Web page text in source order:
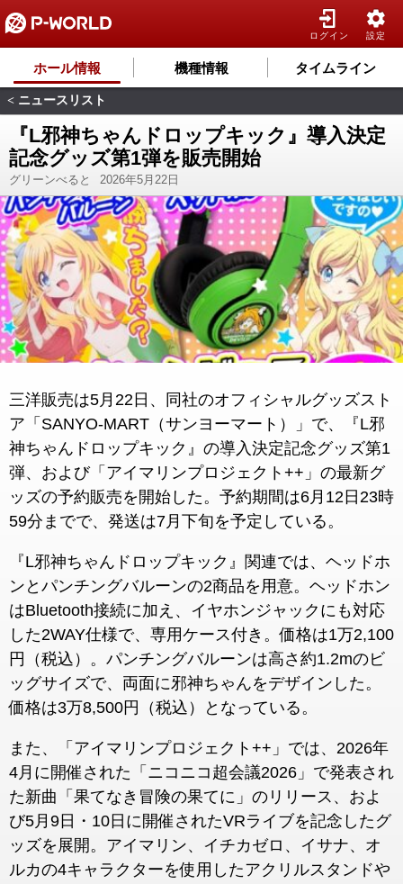
ログイン 設定
ホール情報 機種情報 タイムライン
< ニュースリスト
『L邪神ちゃんドロップキック』導入決定
記念グッズ第1弾を販売開始
グリーンべると 2026年5月22日
三洋販売は5月22日、同社のオフィシャルグッズスト
ア「SANYO-MART（サンヨーマート）」で、『L邪
神ちゃんドロップキック』の導入決定記念グッズ第1
弾、および「アイマリンプロジェクト++」の最新グ
ッズの予約販売を開始した。予約期間は6月12日23時
59分までで、発送は7月下旬を予定している。
『L邪神ちゃんドロップキック』関連では、ヘッドホ
ンとパンチングバルーンの2商品を用意。ヘッドホン
はBluetooth接続に加え、イヤホンジャックにも対応
した2WAY仕様で、専用ケース付き。価格は1万2,100
円（税込）。パンチングバルーンは高さ約1.2mのビ
ッグサイズで、両面に邪神ちゃんをデザインした。
価格は3万8,500円（税込）となっている。
また、「アイマリンプロジェクト++」では、2026年
4月に開催された「ニコニコ超会議2026」で発表され
た新曲「果てなき冒険の果てに」のリリース、およ
び5月9日・10日に開催されたVRライブを記念したグ
ッズを展開。アイマリン、イチカゼロ、イサナ、オ
ルカの4キャラクターを使用したアクリルスタンドや